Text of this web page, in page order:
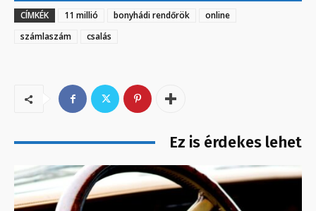
CÍMKÉK
11 millió bonyhádi rendőrök
online
számlaszám
csalás
Ez is érdekes lehet